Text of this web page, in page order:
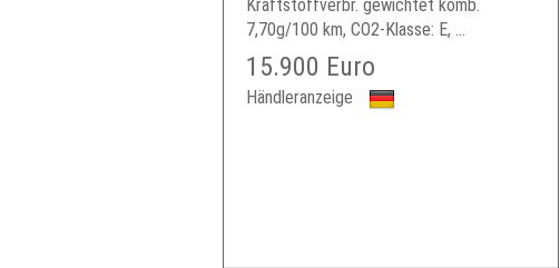
Kraftstoffverbr. gewichtet komb.
7,70g/100 km, CO2-Klasse: E, ...
15.900 Euro
Händleranzeige